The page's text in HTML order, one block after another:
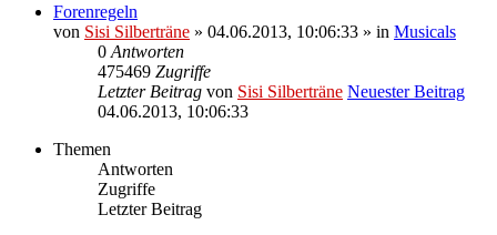
Forenregeln
von Sisi Silberträne » 04.06.2013, 10:06:33 » in Musicals
0 Antworten
475469 Zugriffe
Letzter Beitrag von Sisi Silberträne Neuester Beitrag
04.06.2013, 10:06:33
Themen
Antworten
Zugriffe
Letzter Beitrag